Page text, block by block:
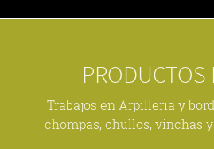
Trabajos en Arpilleria y
chompas, chullos, vinchas